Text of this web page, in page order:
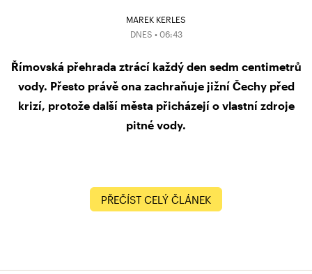
MAREK KERLES
DNES • 06:43
Římovská přehrada ztrácí každý den sedm centimetrů
vody. Přesto právě ona zachraňuje jižní Čechy před
krizí, protože další města přicházejí o vlastní zdroje
pitné vody.
PŘEČÍST CELÝ ČLÁNEK